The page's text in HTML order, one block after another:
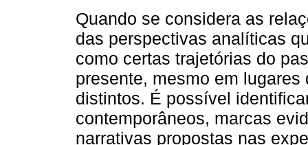
Quando se considera as
das perspectivas analíticas
como certas trajetórias do
presente, mesmo em
distintos. É possível
contemporâneos, marcas
narrativas propostas nas